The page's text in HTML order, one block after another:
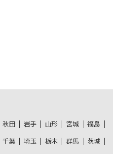
秋田 岩手 山形 宮城 福島
千葉 埼玉 栃木 群馬 茨城